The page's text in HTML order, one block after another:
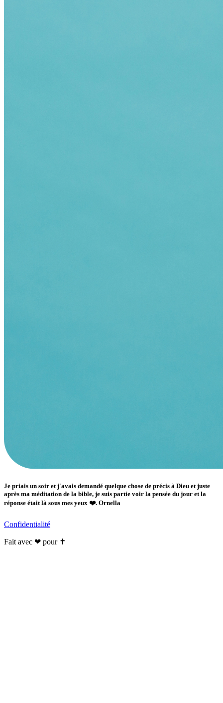
Je priais un soir et j'avais demandé quelque chose de précis à Dieu et juste
après ma méditation de la bible, je suis partie voir la pensée du jour et la
réponse était là sous mes yeux ❤️. Ornella
Confidentialité
Fait avec ❤ pour ✝️️